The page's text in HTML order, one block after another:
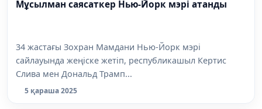
Мұсылман саясаткер Нью-Йорк мэрі атанды
34 жастағы Зохран Мамдани Нью-Йорк мэрі
сайлауында жеңіске жетіп, республикашыл Кертис
Слива мен Дональд Трамп...
5 қараша 2025